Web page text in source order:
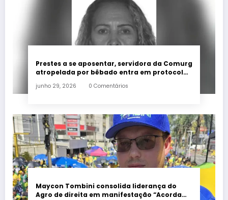
Prestes a se aposentar, servidora da Comurg
atropelada por bêbado entra em protocolo
junho 29, 2026 0 Comentários
Maycon Tombini consolida liderança do
Agro de direita em manifestação “Acorda